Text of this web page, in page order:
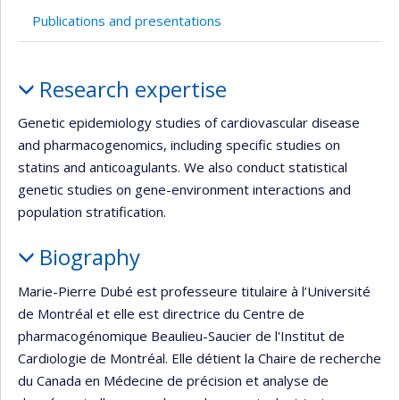
recruiting
Publications and presentations
Research expertise
Genetic epidemiology studies of cardiovascular disease
and pharmacogenomics, including specific studies on
statins and anticoagulants. We also conduct statistical
genetic studies on gene-environment interactions and
population stratification.
Biography
Marie-Pierre Dubé est professeure titulaire à l’Université
de Montréal et elle est directrice du Centre de
pharmacogénomique Beaulieu-Saucier de l'Institut de
Cardiologie de Montréal. Elle détient la Chaire de recherche
du Canada en Médecine de précision et analyse de